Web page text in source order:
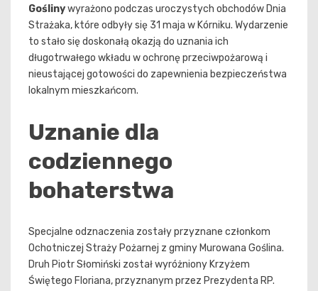
Goślinywyrażono podczas uroczystych obchodów Dnia
Strażaka, które odbyły się 31 maja w Kórniku. Wydarzenie
to stało się doskonałą okazją do uznania ich
długotrwałego wkładu w ochronę przeciwpożarową i
nieustającej gotowości do zapewnienia bezpieczeństwa
lokalnym mieszkańcom.
Uznanie dla
codziennego
bohaterstwa
Specjalne odznaczenia zostały przyznane członkom
Ochotniczej Straży Pożarnej z gminy Murowana Goślina.
Druh Piotr Słomiński został wyróżniony Krzyżem
Świętego Floriana, przyznanym przez Prezydenta RP.